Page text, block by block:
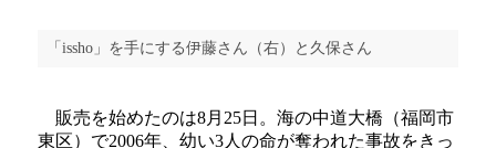
「issho」を手にする伊藤さん（右）と久保さん
販売を始めたのは8月25日。海の中道大橋（福岡市
東区）で2006年、幼い3人の命が奪われた事故をきっ